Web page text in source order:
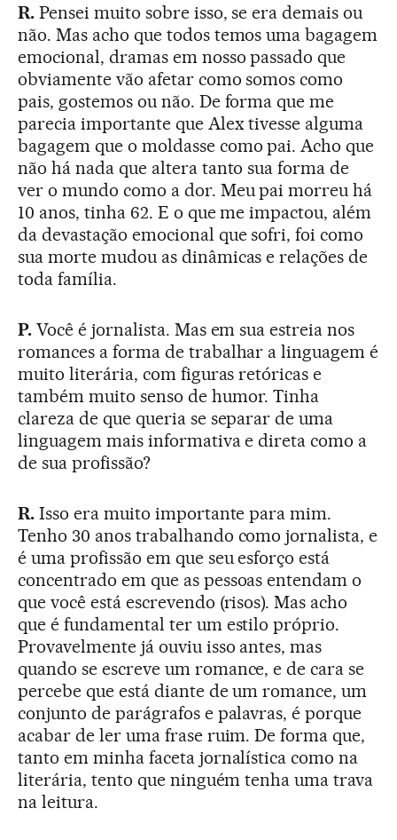
R.Pensei muito sobre isso, se era demais ou
não. Mas acho que todos temos uma bagagem
emocional, dramas em nosso passado que
obviamente vão afetar como somos como
pais, gostemos ou não. De forma que me
parecia importante que Alex tivesse alguma
bagagem que o moldasse como pai. Acho que
não há nada que altera tanto sua forma de
ver o mundo como a dor. Meu pai morreu há
10 anos, tinha 62. E o que me impactou, além
da devastação emocional que sofri, foi como
sua morte mudou as dinâmicas e relações de
toda família.
P.Você é jornalista. Mas em sua estreia nos
romances a forma de trabalhar a linguagem é
muito literária, com figuras retóricas e
também muito senso de humor. Tinha
clareza de que queria se separar de uma
linguagem mais informativa e direta como a
de sua profissão?
R.Isso era muito importante para mim.
Tenho 30 anos trabalhando como jornalista, e
é uma profissão em que seu esforço está
concentrado em que as pessoas entendam o
que você está escrevendo (risos). Mas acho
que é fundamental ter um estilo próprio.
Provavelmente já ouviu isso antes, mas
quando se escreve um romance, e de cara se
percebe que está diante de um romance, um
conjunto de parágrafos e palavras, é porque
acabar de ler uma frase ruim. De forma que,
tanto em minha faceta jornalística como na
literária, tento que ninguém tenha uma trava
na leitura.